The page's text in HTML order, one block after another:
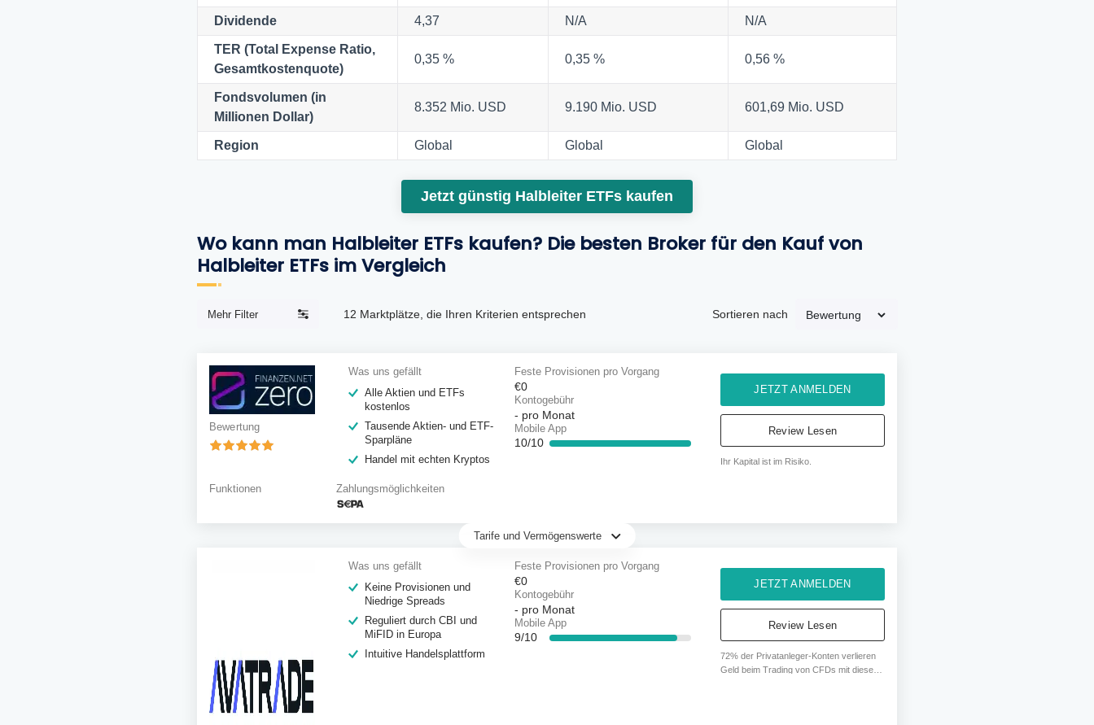
Dividende 4,37 N/A N/A
TER (Total Expense Ratio,
Gesamtkostenquote)
0,35 % 0,35 % 0,56 %
Fondsvolumen (in
Millionen Dollar)
8.352 Mio. USD 9.190 Mio. USD 601,69 Mio. USD
Region Global Global Global
Jetzt günstig Halbleiter ETFs kaufen
Wo kann man Halbleiter ETFs kaufen? Die besten Broker für den Kauf von
Halbleiter ETFs im Vergleich
Mehr Filter Sortieren nach
12 Marktplätze, die Ihren Kriterien entsprechen
Bewertung
Was uns gefällt
Alle Aktien und ETFs
kostenlos
Tausende Aktien- und ETF-
Sparpläne
Handel mit echten Kryptos
Feste Provisionen pro Vorgang
€0
Kontogebühr
- pro Monat
Mobile App
10/10
Funktionen Zahlungsmöglichkeiten
JETZT ANMELDEN
Review Lesen
Ihr Kapital ist im Risiko.
Tarife und Vermögenswerte
Was uns gefällt
Keine Provisionen und
Niedrige Spreads
Reguliert durch CBI und
MiFID in Europa
Intuitive Handelsplattform
Feste Provisionen pro Vorgang
€0
Kontogebühr
- pro Monat
Mobile App
9/10
JETZT ANMELDEN
Review Lesen
72% der Privatanleger-Konten verlieren
Geld beim Trading von CFDs mit diesem